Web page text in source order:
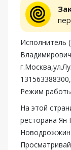
Исполнитель
Режим
На этой
ресторана Ян